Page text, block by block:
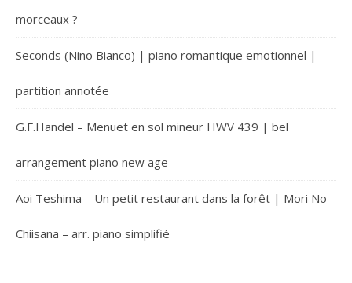
morceaux ?
Seconds (Nino Bianco) | piano romantique emotionnel |
partition annotée
G.F.Handel – Menuet en sol mineur HWV 439 | bel
arrangement piano new age
Aoi Teshima – Un petit restaurant dans la forêt | Mori No
Chiisana – arr. piano simplifié